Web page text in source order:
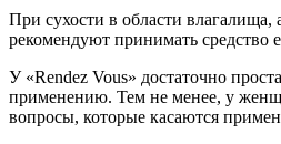
При сухости в области влагалища,
рекомендуют принимать средство
У «Rendez Vous» достаточно
применению. Тем не менее, у
вопросы, которые касаются